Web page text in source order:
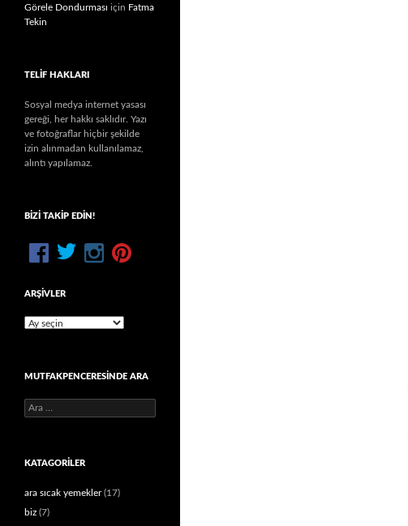
Görele Dondurması için Fatma
Tekin
TELIF HAKLARI
Sosyal medya internet yasası
gereği, her hakkı saklıdır. Yazı
ve fotoğraflar hiçbir şekilde
izin alınmadan kullanılamaz,
alıntı yapılamaz.
BIZI TAKIP EDIN!
ARŞIVLER
Arşivler
MUTFAKPENCERESINDE ARA
Arama:
KATAGORILER
ara sıcak yemekler(17)
biz (7)